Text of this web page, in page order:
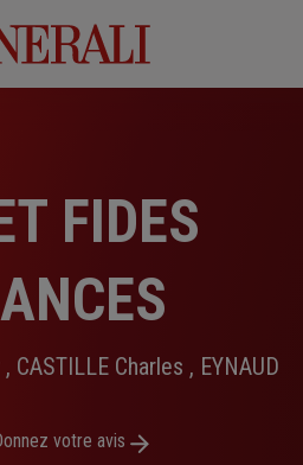
FIDES
CASTILLE Charles , EYNAUD
votre avis